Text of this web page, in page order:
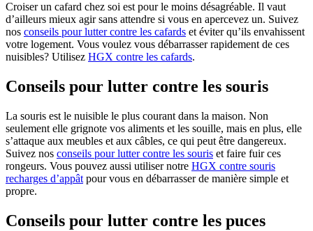
Croiser un cafard chez soi est pour le moins désagréable. Il vaut
d’ailleurs mieux agir sans attendre si vous en apercevez un. Suivez
nos conseils pour lutter contre les cafards et éviter qu’ils envahissent
votre logement. Vous voulez vous débarrasser rapidement de ces
nuisibles? Utilisez HGX contre les cafards.
Conseils pour lutter contre les souris
La souris est le nuisible le plus courant dans la maison. Non
seulement elle grignote vos aliments et les souille, mais en plus, elle
s’attaque aux meubles et aux câbles, ce qui peut être dangereux.
Suivez nos conseils pour lutter contre les souris et faire fuir ces
rongeurs. Vous pouvez aussi utiliser notre HGX contre souris
recharges d’appât pour vous en débarrasser de manière simple et
propre.
Conseils pour lutter contre les puces